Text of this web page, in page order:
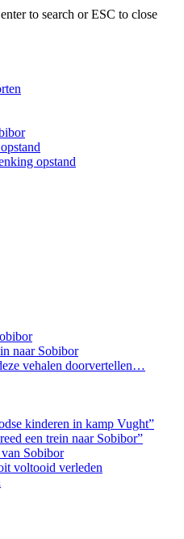
to search or ESC to close
opstand
naar Sobibor
vehalen doorvertellen…
kinderen in kamp Vught”
een trein naar Sobibor”
Sobibor
voltooid verleden